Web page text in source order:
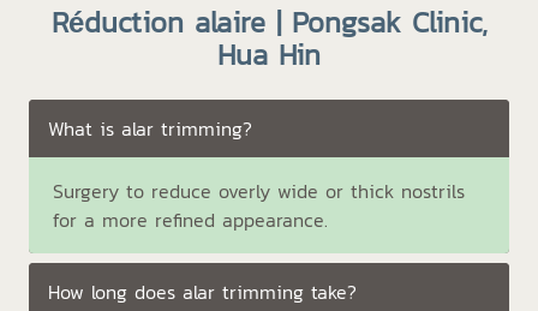
Réduction alaire | Pongsak Clinic,
Hua Hin
What is alar trimming?
Surgery to reduce overly wide or thick nostrils
for a more refined appearance.
How long does alar trimming take?